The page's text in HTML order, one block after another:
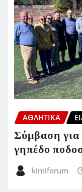
ΑΘΛΗΤΙΚΑ
Σύμβαση για
γηπέδο
kimiforum